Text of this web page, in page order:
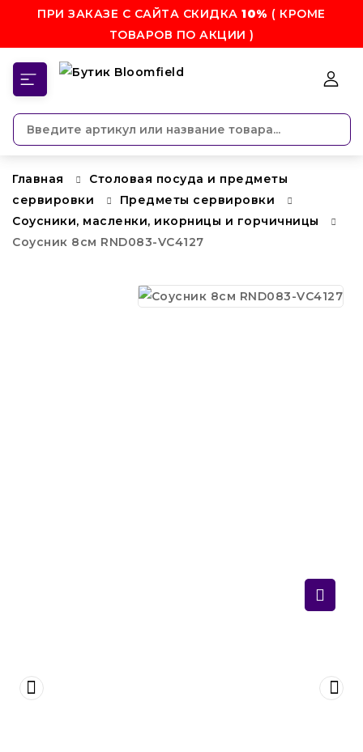
ПРИ ЗАКАЗЕ С САЙТА СКИДКА10% ( КРОМЕ
ТОВАРОВ ПО АКЦИИ )
Главная
Столовая посуда и предметы
сервировки
Предметы сервировки
Соусники, масленки, икорницы и горчичницы
Соусник 8см RND083-VC4127